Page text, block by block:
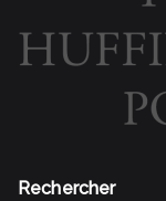
Rechercher